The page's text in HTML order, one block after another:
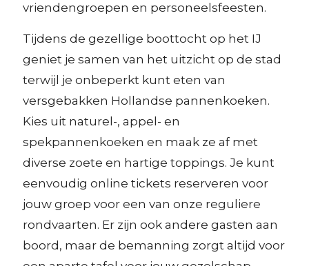
vriendengroepen en personeelsfeesten.
Tijdens de gezellige boottocht op het IJ
geniet je samen van het uitzicht op de stad
terwijl je onbeperkt kunt eten van
versgebakken Hollandse pannenkoeken.
Kies uit naturel-, appel- en
spekpannenkoeken en maak ze af met
diverse zoete en hartige toppings. Je kunt
eenvoudig online tickets reserveren voor
jouw groep voor een van onze reguliere
rondvaarten. Er zijn ook andere gasten aan
boord, maar de bemanning zorgt altijd voor